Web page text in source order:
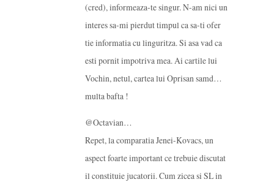
(cred), informeaza-te singur. N-am nici un
interes sa-mi pierdut timpul ca sa-ti ofer
tie informatia cu linguritza. Si asa vad ca
esti pornit impotriva mea. Ai cartile lui
Vochin, netul, cartea lui Oprisan samd…
multa bafta !
@Octavian…
Repet, la comparatia Jenei-Kovacs, un
aspect foarte important ce trebuie discutat
il constituie jucatorii. Cum zicea si SL in